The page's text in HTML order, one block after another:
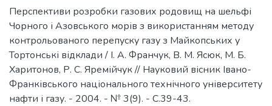
Перспективи розробки газових родовищ на шельфі
Чорного і Азовського морів з використанням методу
контрольованого перепуску газу з Майкопських у
Тортонські відклади / І. А. Франчук, В. М. Ясюк, М. Б.
Харитонов, Р. С. Яремійчук // Науковий вісник Івано-
Франківського національного технічного університету
нафти і газу. - 2004. - № 3(9). - С.39-43.